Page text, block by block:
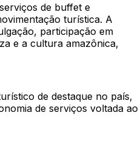
de buffet e
turística. A
participação em
e a cultura amazônica,
de destaque no país,
de serviços voltada ao